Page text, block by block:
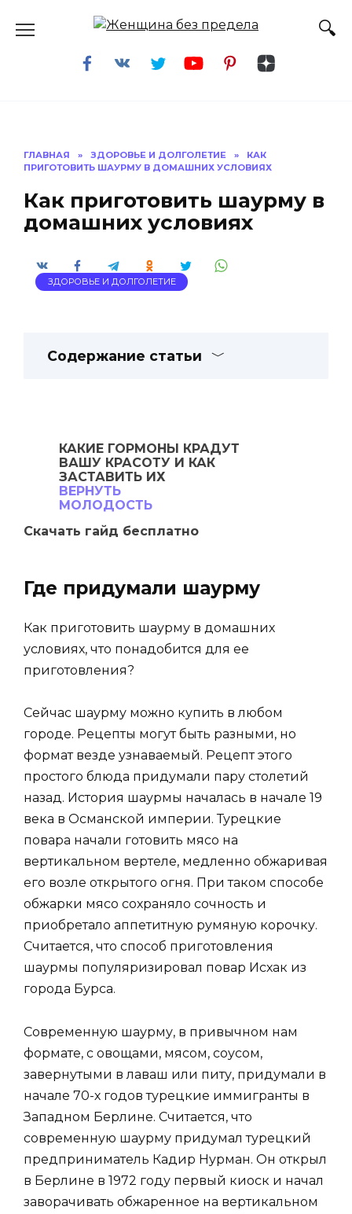
ГЛАВНАЯ » ЗДОРОВЬЕ И ДОЛГОЛЕТИЕ »
КАК
ПРИГОТОВИТЬ ШАУРМУ В ДОМАШНИХ УСЛОВИЯХ
Как приготовить шаурму в
домашних условиях
ЗДОРОВЬЕ И ДОЛГОЛЕТИЕ
Содержание статьи
КАКИЕ ГОРМОНЫ
КРАДУТ
ВАШУ КРАСОТУ И КАК
ЗАСТАВИТЬ ИХ
ВЕРНУТЬ
МОЛОДОСТЬ
Скачать гайд бесплатно
Где придумали шаурму
Как приготовить шаурму в домашних
условиях, что понадобится для ее
приготовления?
Сейчас шаурму можно купить в любом
городе. Рецепты могут быть разными, но
формат везде узнаваемый. Рецепт этого
простого блюда придумали пару столетий
назад. История шаурмы началась в начале 19
века в Османской империи. Турецкие
повара начали готовить мясо на
вертикальном вертеле, медленно обжаривая
его возле открытого огня. При таком способе
обжарки мясо сохраняло сочность и
приобретало аппетитную румяную корочку.
Считается, что способ приготовления
шаурмы популяризировал повар Исхак из
города Бурса.
Современную шаурму, в привычном нам
формате, с овощами, мясом, соусом,
завернутыми в лаваш или питу, придумали в
начале 70-х годов турецкие иммигранты в
Западном Берлине. Считается, что
современную шаурму придумал турецкий
предприниматель Кадир Нурман. Он открыл
в Берлине в 1972 году первый киоск и начал
заворачивать обжаренное на вертикальном